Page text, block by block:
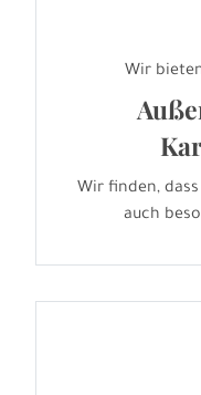
Wir
Wir finden,
auch